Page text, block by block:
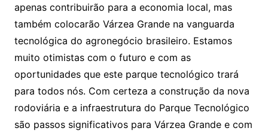
apenas contribuirão para a economia local, mas
também colocarão Várzea Grande na vanguarda
tecnológica do agronegócio brasileiro. Estamos
muito otimistas com o futuro e com as
oportunidades que este parque tecnológico trará
para todos nós. Com certeza a construção da nova
rodoviária e a infraestrutura do Parque Tecnológico
são passos significativos para Várzea Grande e com